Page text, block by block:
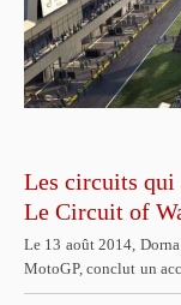
Les circuits qui
Le Circuit of
Le 13 août 2014,
MotoGP, conclut un